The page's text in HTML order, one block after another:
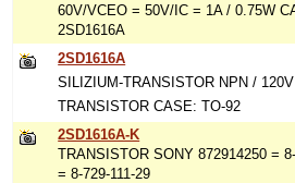
60V/VCEO = 50V/IC = 1A / 0.75W
2SD1616A
2SD1616A
SILIZIUM-TRANSISTOR NPN /
TRANSISTOR CASE: TO-92
2SD1616A-K
TRANSISTOR SONY 872914250 =
= 8-729-111-29